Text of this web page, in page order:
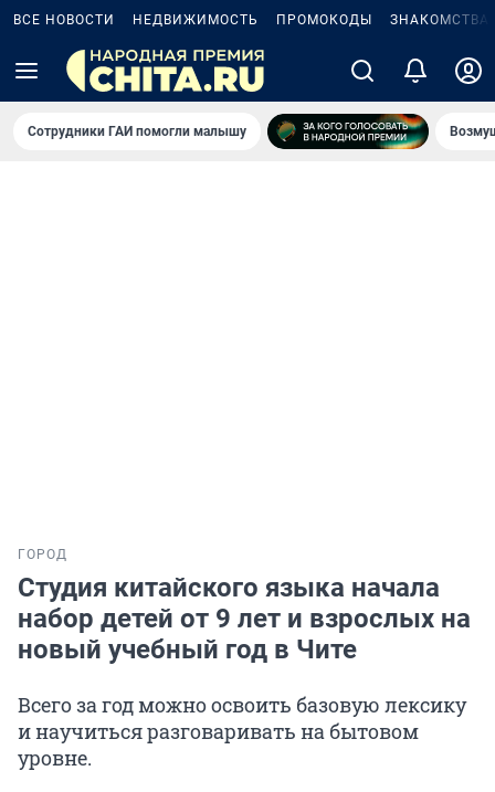
ВСЕ НОВОСТИ НЕДВИЖИМОСТЬ ПРОМОКОДЫ ЗНАКОМСТВА
Сотрудники ГАИ помогли малышу
ГОРОД
Студия китайского языка начала
набор детей от 9 лет и взрослых на
новый учебный год в Чите
Всего за год можно освоить базовую лексику
и научиться разговаривать на бытовом
уровне.